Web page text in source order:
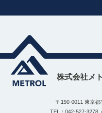
株式会社メ
〒190-0011 東京
TEL：042-527-3278